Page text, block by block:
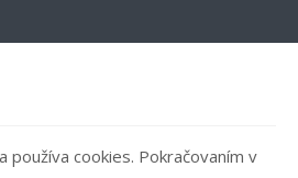
používa cookies. Pokračovaním v